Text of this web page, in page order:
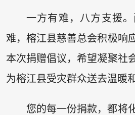
一方有难，八方支援
难，榕江县慈善总会积极响
本次捐赠倡议，希望凝聚社
为榕江县受灾群众送去温暖
您的每一份捐款，都将